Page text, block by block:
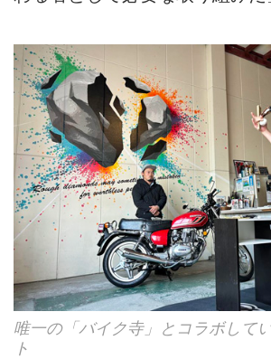
唯一の「バイク寺」とコラボして
ト